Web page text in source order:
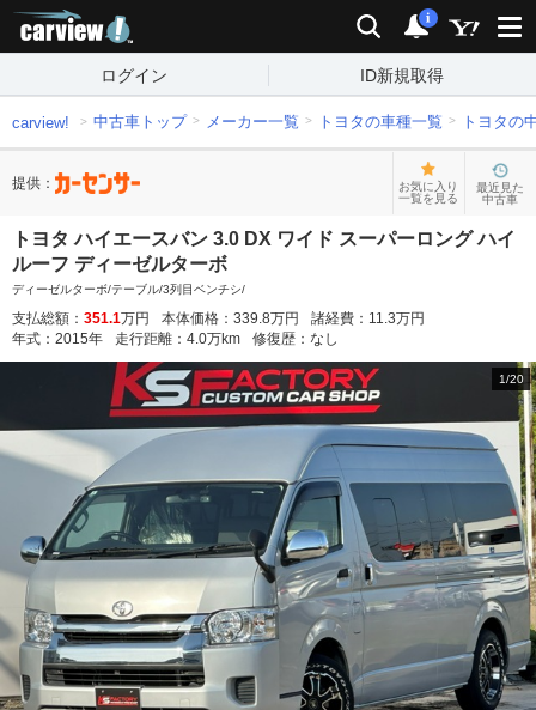
検索 通知
i
ログイン ID新規取得
carview! 中古車トップ メーカー一覧 トヨタの車種一覧 トヨタの
提供：
お気に入り
一覧を見る
最近見た
中古車
トヨタ ハイエースバン 3.0 DX ワイド スーパーロング ハイ
ルーフ ディーゼルターボ
ディーゼルターボ/テーブル/3列目ベンチシ/
支払総額： 351.1万円 本体価格： 339.8万円 諸経費： 11.3万円
年式： 2015年 走行距離： 4.0万km 修復歴： なし
1/20